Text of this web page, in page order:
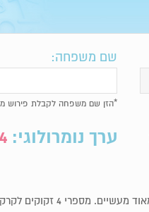
שם משפחה:
*הזן שם משפחה לקבלת פירוש
ערך נומרולוגי:
אנשים יציבים, מחוברים